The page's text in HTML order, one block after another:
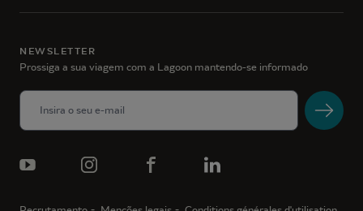
NEWSLETTER
Prossiga a sua viagem com a Lagoon mantendo-se informado